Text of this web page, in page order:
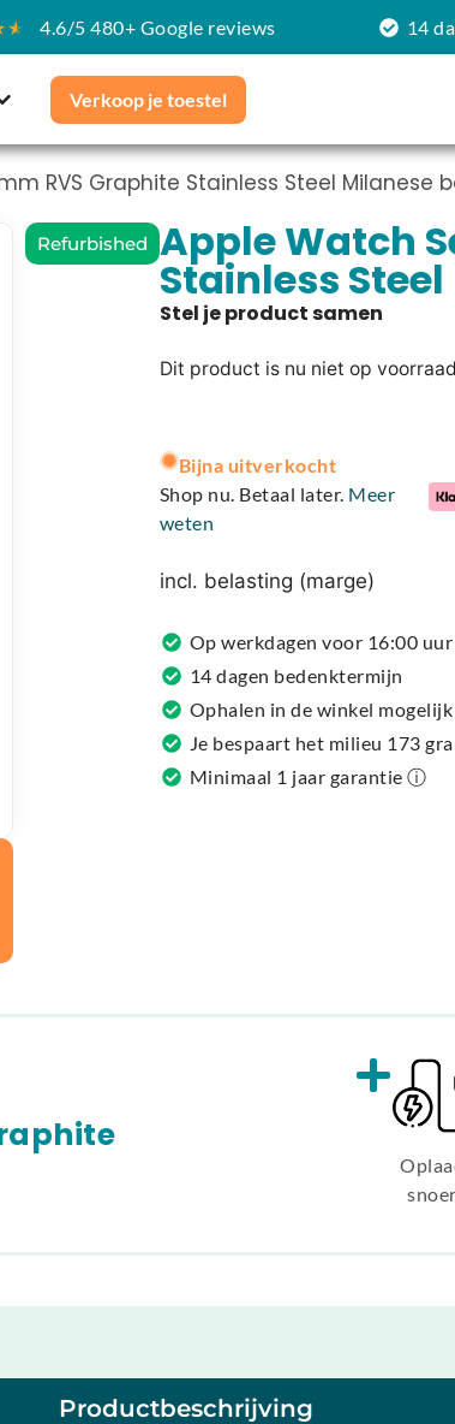
★ 4.6/5 480+ Google reviews 14
Verkoop je toestel
RVS Graphite Stainless Steel Milanese
Refurbished Apple Watch
Stainless
Dit product is nu niet op
l
t
e
n
t
i
v
e
:
Bijna uitverkocht
Shop nu. Betaal later. Meer
weten
incl. belasting (marge)
Op werkdagen voor 16:00
14 dagen bedenktermijn
Ophalen in de winkel mogelijk
Je bespaart het milieu 173
Minimaal 1 jaar garantie ⓘ
Productbeschrijving